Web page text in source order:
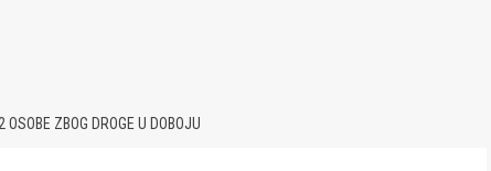
ZBOG DROGE U DOBOJU